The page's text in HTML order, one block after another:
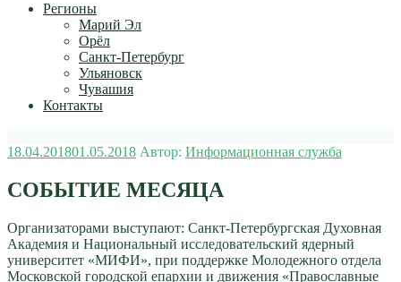
Регионы
Марий Эл
Орёл
Санкт-Петербург
Ульяновск
Чувашия
Контакты
Опубликовано
18.04.201801.05.2018 Автор: Информационная служба
СОБЫТИЕ МЕСЯЦА
Организаторами выступают: Санкт-Петербургская Духовная
Академия и Национальный исследовательский ядерный
университет «МИФИ», при поддержке Молодежного отдела
Московской городской епархии и движения «Православные